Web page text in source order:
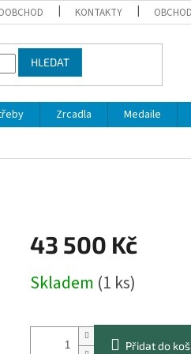
KONTAKTY
HLEDAT
Zrcadla Medaile
43 500 Kč
cena:
Skladem (1 ks)
Přidat do